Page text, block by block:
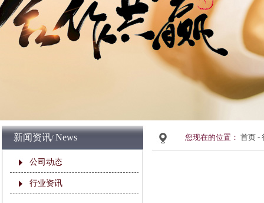
新闻资讯/ News
公司动态
行业资讯
您现在的位置： 首页 -